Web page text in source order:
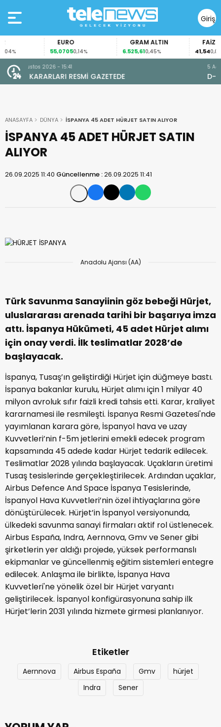
Giriş
Yap
EURO
55,07050,14%
GRAM ALTIN
6.525,610,45%
FAİZ
41,540,00%
5 Ağustos 2026 - 11:16
D-100 KARAYOLU’NDA KAZA
ANASAYFA DÜNYA İSPANYA 45 ADET HÜRJET SATIN ALIYOR
İSPANYA 45 ADET HÜRJET SATIN
ALIYOR
26.09.2025 11:40 Güncellenme :26.09.2025 11:41
Anadolu Ajansı (AA)
Türk Savunma Sanayiinin göz bebeği Hürjet,
uluslararası arenada tarihi bir başarıya imza
attı. İspanya Hükümeti, 45 adet Hürjet alımı
için onay verdi. İlk teslimatlar 2028’de
başlayacak.
İspanya, Tusaş’ın geliştirdiği Hürjet için düğmeye bastı.
İspanya bakanlar kurulu, Hürjet alımı için 1 milyar 40
milyon avroluk sıfır faizli kredi tahsis etti. Karar, kraliyet
kararnamesi ile resmileşti. İspanya Resmi Gazetesi'nde
yayımlanan karara göre, İspanyol hava ve uzay
Kuvvetleri’nin f-5m jetlerini emekli edecek program
kapsamında 45 adede kadar Hürjet tedarik edilecek.
Teslimatlar 2028 yılında başlayacak. Uçakların üretimi
Tusaş tesislerinde gerçekleştirilecek. Ardından uçaklar,
Airbus Defence And Space İspanya Tesislerinde,
İspanyol Hava Kuvvetleri’nin özel ihtiyaçlarına göre
dönüştürülecek. Hürjet’in İspanyol versiyonunda,
ülkedeki savunma sanayi firmaları aktif rol üstlenecek.
Airbus España, Indra, Aernnova, Gmv ve Sener gibi
şirketlerin yer aldığı projede, yüksek performanslı
ekipmanlar ve güncellenmiş eğitim sistemleri entegre
edilecek. Anlaşma ile birlikte, İspanya Hava
Kuvvetleri'ne yönelik özel bir Hürjet varyantı
geliştirilecek. İspanyol konfigürasyonuna sahip ilk
Hürjet’lerin 2031 yılında hizmete girmesi planlanıyor.
Etiketler
Aernnova Airbus España Gmv
hürjet
Indra
Sener